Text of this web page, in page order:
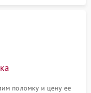
поломку и цену ее